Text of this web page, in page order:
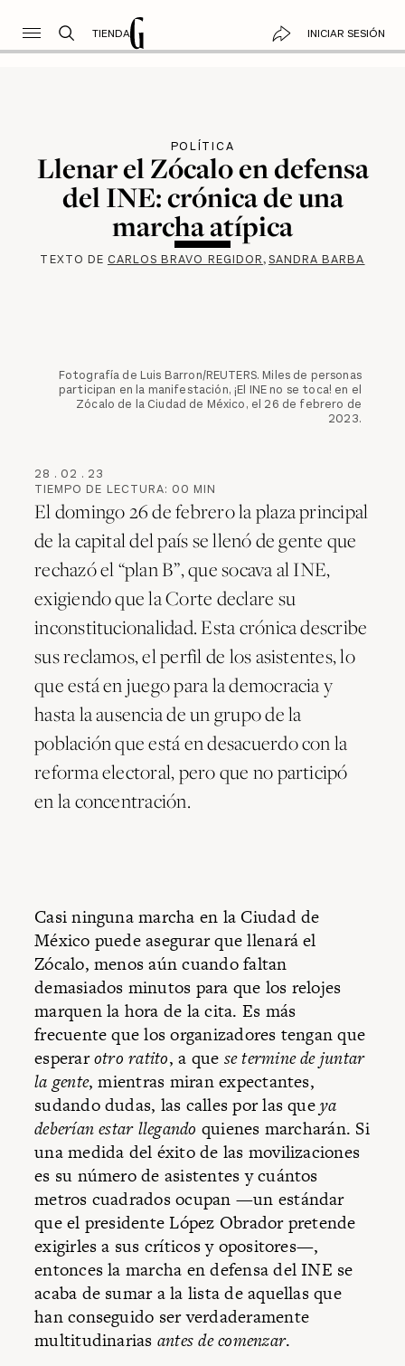
TIENDA INICIAR SESIÓN
POLÍTICA
Llenar el Zócalo en defensa
del INE: crónica de una
marcha atípica
TEXTO DE CARLOS BRAVO REGIDOR SANDRA BARBA
Fotografía de Luis Barron/REUTERS. Miles de personas
participan en la manifestación, ¡El INE no se toca! en el
Zócalo de la Ciudad de México, el 26 de febrero de
2023.
28 . 02 . 23
TIEMPO DE LECTURA: 00 MIN
El domingo 26 de febrero la plaza principal
de la capital del país se llenó de gente que
rechazó el “plan B”, que socava al INE,
exigiendo que la Corte declare su
inconstitucionalidad. Esta crónica describe
sus reclamos, el perfil de los asistentes, lo
que está en juego para la democracia y
hasta la ausencia de un grupo de la
población que está en desacuerdo con la
reforma electoral, pero que no participó
en la concentración.
Casi ninguna marcha en la Ciudad de
México puede asegurar que llenará el
Zócalo, menos aún cuando faltan
demasiados minutos para que los relojes
marquen la hora de la cita. Es más
frecuente que los organizadores tengan que
esperarotro ratito, a que se termine de juntar
la gente, mientras miran expectantes,
sudando dudas, las calles por las queya
deberían estar llegando quienes marcharán. Si
una medida del éxito de las movilizaciones
es su número de asistentes y cuántos
metros cuadrados ocupan —un estándar
que el presidente López Obrador pretende
exigirles a sus críticos y opositores—,
entonces la marcha en defensa del INE se
acaba de sumar a la lista de aquellas que
han conseguido ser verdaderamente
multitudinarias antes de comenzar.